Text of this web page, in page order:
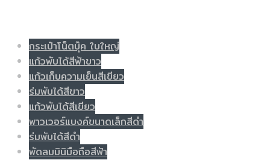
กระเป๋าโน็ตบุ๊ค ใบใหญ่
แก้วพับได้สีฟ้าขาว
แก้วเก็บความเย็นสีเขียว
ร่มพับได้สีขาว
แก้วพับได้สีเขียว
พาวเวอร์แบงค์ขนาดเล็กสีดำ
ร่มพับได้สีดำ
พัดลมมินิมือถือสีฟ้า